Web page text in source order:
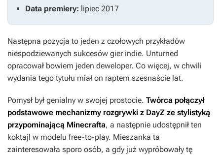
Data premiery: lipiec 2017
Następna pozycja to jeden z czołowych przykładów
niespodziewanych sukcesów gier indie. Unturned
opracował bowiem jeden deweloper. Co więcej, w chwili
wydania tego tytułu miał on raptem szesnaście lat.
Pomysł był genialny w swojej prostocie. Twórca połączył
podstawowe mechanizmy rozgrywki z DayZ ze stylistyką
przypominającą Minecrafta, a następnie udostępnił ten
koktajl w modelu free-to-play. Mieszanka ta
zainteresowała sporo osób, a gdy już wypróbowały tę